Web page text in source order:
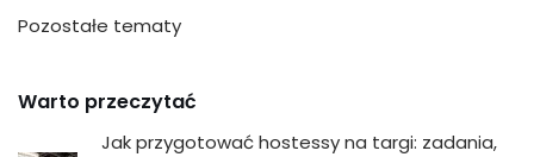
Pozostałe tematy
Warto przeczytać
Jak przygotować hostessy na targi: zadania,